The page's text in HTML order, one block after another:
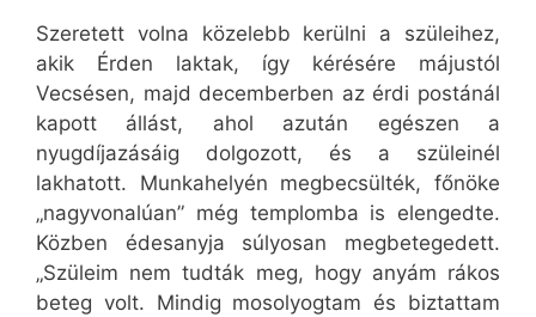
Szeretett volna közelebb kerülni a szüleihez,
akik Érden laktak, így kérésére májustól
Vecsésen, majd decemberben az érdi postánál
kapott állást, ahol azután egészen a
nyugdíjazásáig dolgozott, és a szüleinél
lakhatott. Munkahelyén megbecsülték, főnöke
„nagyvonalúan” még templomba is elengedte.
Közben édesanyja súlyosan megbetegedett.
„Szüleim nem tudták meg, hogy anyám rákos
beteg volt. Mindig mosolyogtam és biztattam